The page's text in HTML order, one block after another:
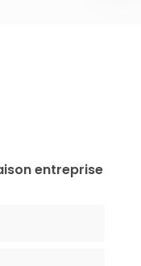
entreprise